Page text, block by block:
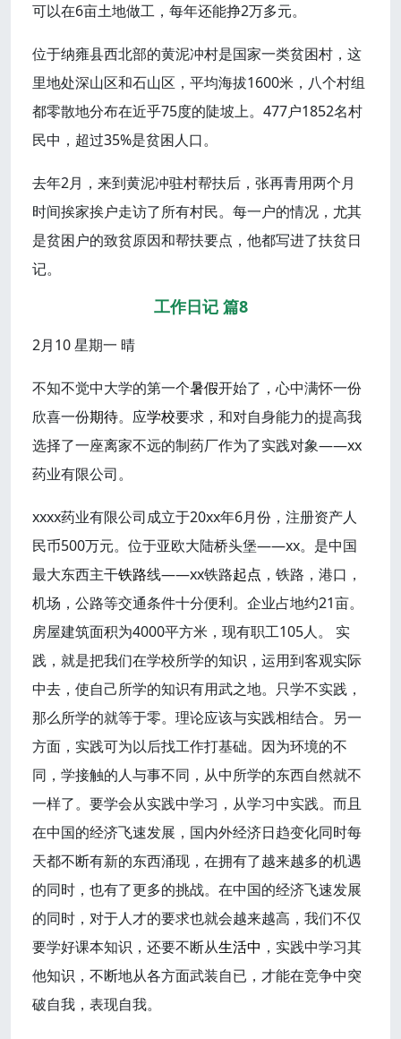
可以在6亩土地做工，每年还能挣2万多元。
位于纳雍县西北部的黄泥冲村是国家一类贫困村，这
里地处深山区和石山区，平均海拔1600米，八个村组
都零散地分布在近乎75度的陡坡上。477户1852名村
民中，超过35%是贫困人口。
去年2月，来到黄泥冲驻村帮扶后，张再青用两个月
时间挨家挨户走访了所有村民。每一户的情况，尤其
是贫困户的致贫原因和帮扶要点，他都写进了扶贫日
记。
工作日记 篇8
2月10 星期一 晴
不知不觉中大学的第一个暑假开始了，心中满怀一份
欣喜一份期待。应学校要求，和对自身能力的提高我
选择了一座离家不远的制药厂作为了实践对象——xx
药业有限公司。
xxxx药业有限公司成立于20xx年6月份，注册资产人
民币500万元。位于亚欧大陆桥头堡——xx。是中国
最大东西主干铁路线——xx铁路起点 ，铁路，港口，
机场，公路等交通条件十分便利。企业占地约21亩。
房屋建筑面积为4000平方米，现有职工105人。 实
践，就是把我们在学校所学的知识，运用到客观实际
中去，使自己所学的知识有用武之地。只学不实践，
那么所学的就等于零。理论应该与实践相结合。另一
方面，实践可为以后找工作打基础。因为环境的不
同，学接触的人与事不同，从中所学的东西自然就不
一样了。要学会从实践中学习，从学习中实践。而且
在中国的经济飞速发展，国内外经济日趋变化同时每
天都不断有新的东西涌现，在拥有了越来越多的机遇
的同时，也有了更多的挑战。在中国的经济飞速发展
的同时，对于人才的要求也就会越来越高，我们不仅
要学好课本知识，还要不断从生活中 ，实践中学习其
他知识，不断地从各方面武装自已，才能在竞争中突
破自我，表现自我。